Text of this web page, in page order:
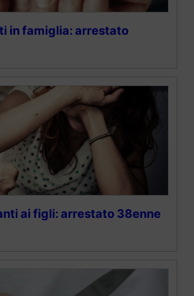
in famiglia: arrestato
ai figli: arrestato 38enne